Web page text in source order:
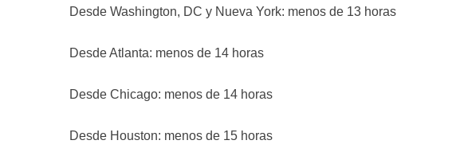
Desde Washington, DC y Nueva York: menos de 13 horas
Desde Atlanta: menos de 14 horas
Desde Chicago: menos de 14 horas
Desde Houston: menos de 15 horas